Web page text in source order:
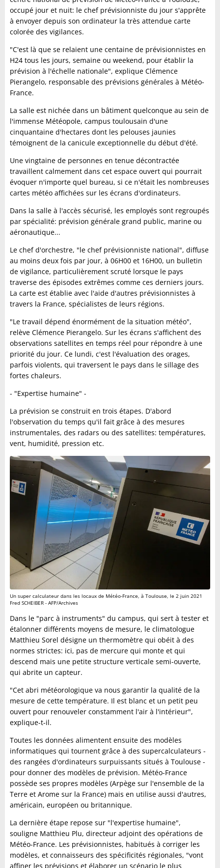
occupé jour et nuit: le chef prévisionniste du jour s'apprête
à envoyer depuis son ordinateur la très attendue carte
colorée des vigilances.
"C'est là que se relaient une centaine de prévisionnistes en
H24 tous les jours, semaine ou weekend, pour établir la
prévision à l'échelle nationale", explique Clémence
Pierangelo, responsable des prévisions générales à Météo-
France.
La salle est nichée dans un bâtiment quelconque au sein de
l'immense Météopole, campus toulousain d'une
cinquantaine d'hectares dont les pelouses jaunies
témoignent de la canicule exceptionnelle du début d'été.
Une vingtaine de personnes en tenue décontractée
travaillent calmement dans cet espace ouvert qui pourrait
évoquer n'importe quel bureau, si ce n'était les nombreuses
cartes météo affichées sur les écrans d'ordinateurs.
Dans la salle à l'accès sécurisé, les employés sont regroupés
par spécialité: prévision générale grand public, marine ou
aéronautique...
Le chef d'orchestre, "le chef prévisionniste national", diffuse
au moins deux fois par jour, à 06H00 et 16H00, un bulletin
de vigilance, particulièrement scruté lorsque le pays
traverse des épisodes extrêmes comme ces derniers jours.
La carte est établie avec l'aide d'autres prévisionnistes à
travers la France, spécialistes de leurs régions.
"Le travail dépend énormément de la situation météo",
relève Clémence Pierangelo. Sur les écrans s'affichent des
observations satellites en temps réel pour répondre à une
priorité du jour. Ce lundi, c'est l'évaluation des orages,
parfois violents, qui traversent le pays dans le sillage des
fortes chaleurs.
- "Expertise humaine" -
La prévision se construit en trois étapes. D'abord
l'observation du temps qu'il fait grâce à des mesures
instrumentales, des radars ou des satellites: températures,
vent, humidité, pression etc.
Un super calculateur dans les locaux de Météo-France, à Toulouse, le 2 juin 2021
Fred SCHEIBER - AFP/Archives
Dans le "parc à instruments" du campus, qui sert à tester et
étalonner différents moyens de mesure, le climatologue
Matthieu Sorel désigne un thermomètre qui obéit à des
normes strictes: ici, pas de mercure qui monte et qui
descend mais une petite structure verticale semi-ouverte,
qui abrite un capteur.
"Cet abri météorologique va nous garantir la qualité de la
mesure de cette température. Il est blanc et un petit peu
ouvert pour renouveler constamment l'air à l'intérieur",
explique-t-il.
Toutes les données alimentent ensuite des modèles
informatiques qui tournent grâce à des supercalculateurs -
des rangées d'ordinateurs surpuissants situés à Toulouse -
pour donner des modèles de prévision. Météo-France
possède ses propres modèles (Arpège sur l'ensemble de la
Terre et Arome sur la France) mais en utilise aussi d'autres,
américain, européen ou britannique.
La dernière étape repose sur "l'expertise humaine",
souligne Matthieu Plu, directeur adjoint des opérations de
Météo-France. Les prévisionnistes, habitués à corriger les
modèles, et connaisseurs des spécificités régionales, "vont
affiner les prévisions et élaborer un scénario le plus